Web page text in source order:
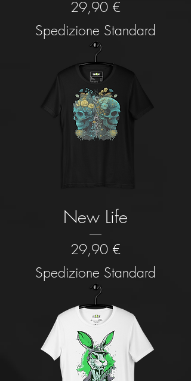
Prezzo
29,90 €
Spedizione Standard
New Life
Prezzo
29,90 €
Spedizione Standard